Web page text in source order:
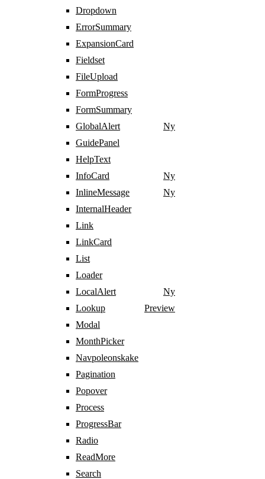
Dropdown
ErrorSummary
ExpansionCard
Fieldset
FileUpload
FormProgress
FormSummary
GlobalAlert
Ny
GuidePanel
HelpText
InfoCard
Ny
InlineMessage
Ny
InternalHeader
Link
LinkCard
List
Loader
LocalAlert
Ny
Lookup
Preview
Modal
MonthPicker
Navpoleonskake
Pagination
Popover
Process
ProgressBar
Radio
ReadMore
Search